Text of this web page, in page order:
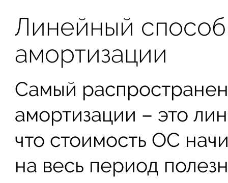
Линейный
амортизации
Самый
амортизации – это
что стоимость ОС
на весь период